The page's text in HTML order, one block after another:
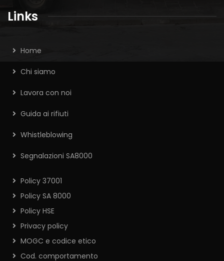
Links
Home
Chi siamo
Lavora con noi
Guida ai rifiuti
Whistleblowing
Segnalazioni SA8000
Policy 37001
Policy SA 8000
Policy HSE
Privacy policy
MOGC e codice etico
Cod. comportamento